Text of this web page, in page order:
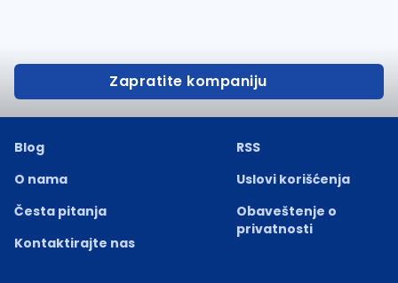
Zapratite kompaniju
Blog
O nama
Česta pitanja
Kontaktirajte nas
RSS
Uslovi korišćenja
Obaveštenje o
privatnosti